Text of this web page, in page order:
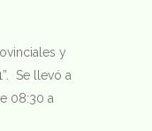
y
Se llevó a
08:30 a